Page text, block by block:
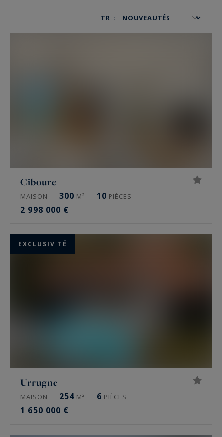
TRI :
Ciboure
MAISON 300 M² 10 PIÈCES
2 998 000 €
EXCLUSIVITÉ
Urrugne
MAISON 254 M² 6 PIÈCES
1 650 000 €